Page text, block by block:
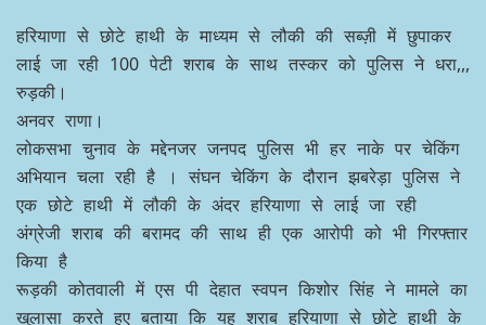
हरियाणा से छोटे हाथी के माध्यम से लौकी की सब्ज़ी में छुपाकर
लाई जा रही 100 पेटी शराब के साथ तस्कर को पुलिस ने धरा,,,
रुड़की।
अनवर राणा।
लोकसभा चुनाव के मद्देनजर जनपद पुलिस भी हर नाके पर चेकिंग
अभियान चला रही है । संघन चेकिंग के दौरान झबरेड़ा पुलिस ने
एक छोटे हाथी में लौकी के अंदर हरियाणा से लाई जा रही
अंग्रेजी शराब की बरामद की साथ ही एक आरोपी को भी गिरफ्तार
किया है
रूड़की कोतवाली में एस पी देहात स्वपन किशोर सिंह ने मामले का
खुलासा करते हुए बताया कि यह शराब हरियाणा से छोटे हाथी के